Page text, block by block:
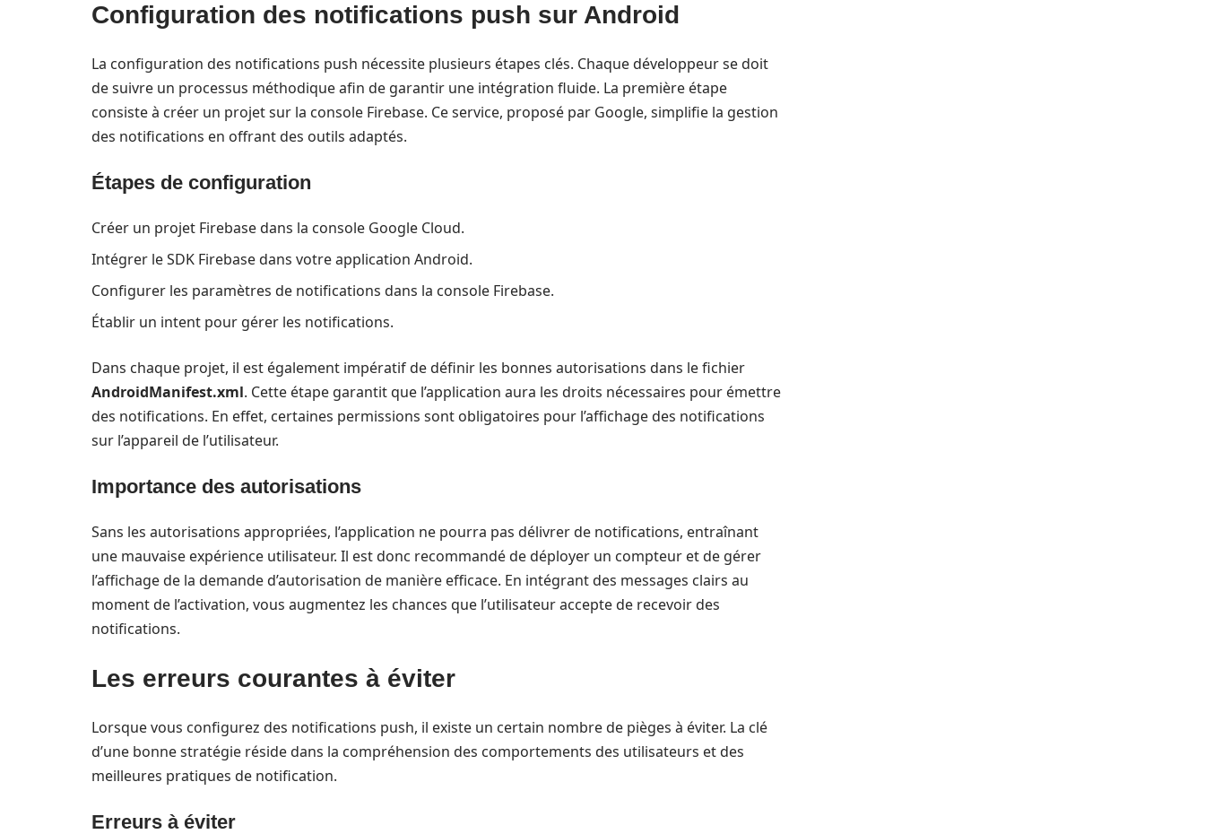
Configuration des notifications push sur Android
La configuration des notifications push nécessite plusieurs étapes clés. Chaque développeur se doit
de suivre un processus méthodique afin de garantir une intégration fluide. La première étape
consiste à créer un projet sur la console Firebase. Ce service, proposé par Google, simplifie la gestion
des notifications en offrant des outils adaptés.
Étapes de configuration
Créer un projet Firebase dans la console Google Cloud.
Intégrer le SDK Firebase dans votre application Android.
Configurer les paramètres de notifications dans la console Firebase.
Établir un intent pour gérer les notifications.
Dans chaque projet, il est également impératif de définir les bonnes autorisations dans le fichier
AndroidManifest.xml. Cette étape garantit que l’application aura les droits nécessaires pour émettre
des notifications. En effet, certaines permissions sont obligatoires pour l’affichage des notifications
sur l’appareil de l’utilisateur.
Importance des autorisations
Sans les autorisations appropriées, l’application ne pourra pas délivrer de notifications, entraînant
une mauvaise expérience utilisateur. Il est donc recommandé de déployer un compteur et de gérer
l’affichage de la demande d’autorisation de manière efficace. En intégrant des messages clairs au
moment de l’activation, vous augmentez les chances que l’utilisateur accepte de recevoir des
notifications.
Les erreurs courantes à éviter
Lorsque vous configurez des notifications push, il existe un certain nombre de pièges à éviter. La clé
d’une bonne stratégie réside dans la compréhension des comportements des utilisateurs et des
meilleures pratiques de notification.
Erreurs à éviter